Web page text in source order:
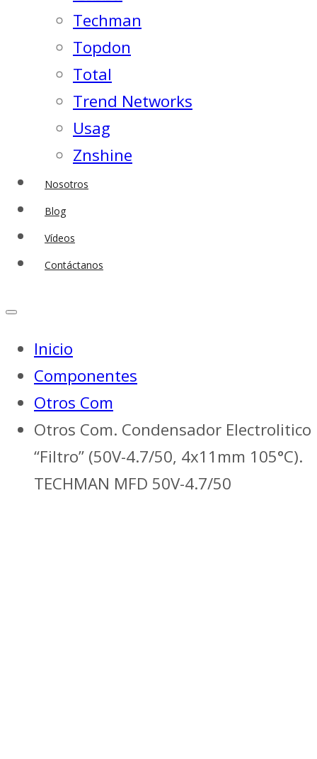
Techman
Topdon
Total
Trend Networks
Usag
Znshine
Nosotros
Blog
Vídeos
Contáctanos
Inicio
Componentes
Otros Com
Otros Com. Condensador Electrolitico
“Filtro” (50V-4.7/50, 4x11mm 105°C).
TECHMAN MFD 50V-4.7/50